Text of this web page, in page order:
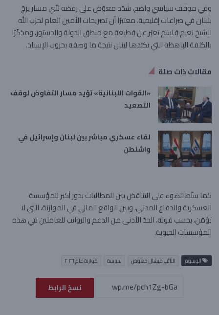
وفي موقف سياسي واضح، شدّد معوّض على رفضه لأي مسار يزجّ
بلبنان في صراعات إقليمية، معتبرًا أن تصريحات الأمين العام لحزب الله
الشيخ نعيم قاسم تعبّر عن قطيعة مع منطق الدولة والدستور، ومذكّرًا
بالكلفة الباهظة التي تكبّدها لبنان نتيجة ما وصفه بحروب الإسناد.
مقالات ذات صلة
«القوات اللبنانية» تؤيد مسار التفاوض لوقف
التصعيد
لقاء عسكري مباشر بين لبنان وإسرائيل في
واشنطن
كما سلّط الضوء على التناقض بين المطالبات بدور أكبر للمؤسسة
العسكرية والدفاع المدني، وبين الواقع المالي في الموازنة، التي لا
تؤمّن، بحسب قوله، الحدّ الأدنى من الدعم والرواتب للعاملين في هذه
المؤسسات الحيوية.
الوسوم النائب ميشال معوض سياسة موازنة عام ٢٠٢٦
نسخ الرابط